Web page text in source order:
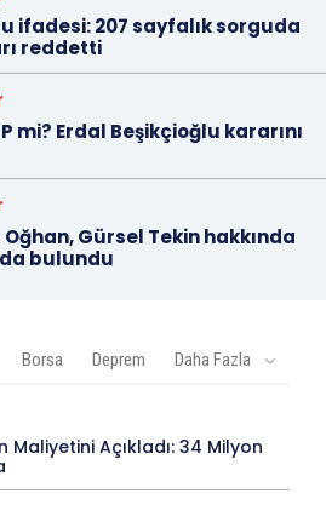
ifadesi: 207 sayfalık sorguda
reddetti
mi? Erdal Beşikçioğlu kararını
Gürsel Tekin hakkında
bulundu
Borsa Deprem Daha Fazla
Maliyetini Açıkladı: 34 Milyon